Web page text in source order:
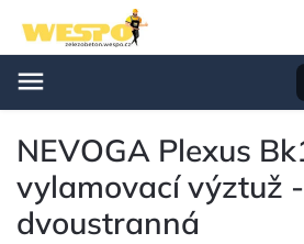
NEVOGA Plexus
vylamovací výztuž -
dvoustranná